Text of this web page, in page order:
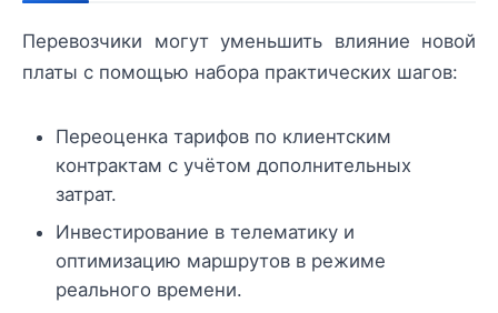
Перевозчики могут уменьшить влияние новой
платы с помощью набора практических шагов:
Переоценка тарифов по клиентским
контрактам с учётом дополнительных
затрат.
Инвестирование в телематику и
оптимизацию маршрутов в режиме
реального времени.